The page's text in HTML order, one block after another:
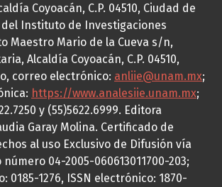
Coyoacán, C.P. 04510, Ciudad de
del Instituto de Investigaciones
Maestro Mario de la Cueva s/n,
Alcaldía Coyoacán, C.P. 04510,
correo electrónico: anliie@unam.mx;
https://www.analesiie.unam.mx;
y (55)5622.6999. Editora
Garay Molina. Certificado de
al uso Exclusivo de Difusión vía
04-2005-060613011700-203;
0185-1276, ISSN electrónico: 1870-